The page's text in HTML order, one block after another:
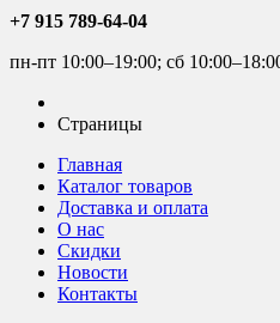
+7 915 789-64-04
пн-пт 10:00–19:00; сб
Страницы
Главная
Каталог товаров
Доставка и оплата
О нас
Скидки
Новости
Контакты